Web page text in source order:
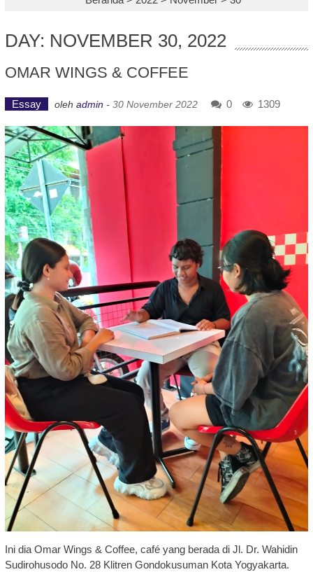
DAY: NOVEMBER 30, 2022
OMAR WINGS & COFFEE
Essay oleh admin - 30 November 2022 0 1309
Ini dia Omar Wings & Coffee, café yang berada di Jl. Dr. Wahidin
Sudirohusodo No. 28 Klitren Gondokusuman Kota Yogyakarta.